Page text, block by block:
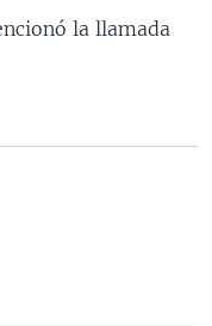
la llamada